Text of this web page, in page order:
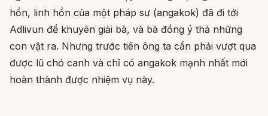
hồn, linh hồn của một pháp sư (angakok) đã đi tới
Adlivun để khuyên giải bà, và bà đồng ý thả những
con vật ra. Nhưng trước tiên ông ta cần phải vượt qua
được lũ chó canh và chỉ có angakok mạnh nhất mới
hoàn thành được nhiệm vụ này.